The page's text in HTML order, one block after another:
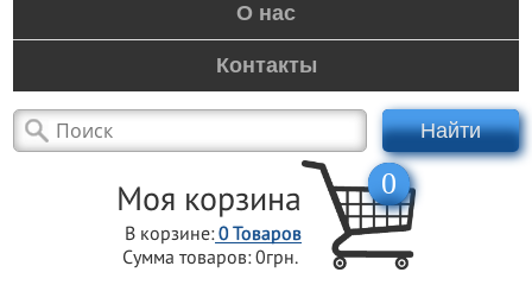
О нас
Контакты
Найти
Моя корзина
В корзине:0Товаров
Сумма товаров:0грн.
0